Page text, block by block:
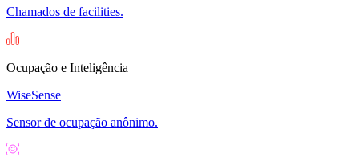
Chamados de facilities.
Ocupação e Inteligência
WiseSense
Sensor de ocupação anônimo.